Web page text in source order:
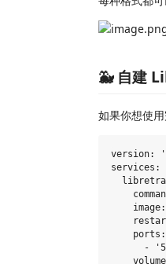
🐳 自建
如果你想使
version:
services:
    ports:
-